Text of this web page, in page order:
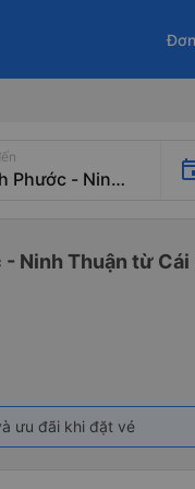
Ninh Thuận từ
ưu đãi khi đặt vé